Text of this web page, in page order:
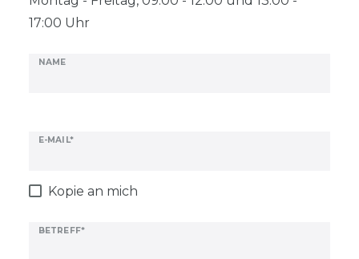
17:00 Uhr
NAME
E-MAIL*
Kopie an mich
BETREFF*
Ceres::Template.mailFormHoneypotLabel